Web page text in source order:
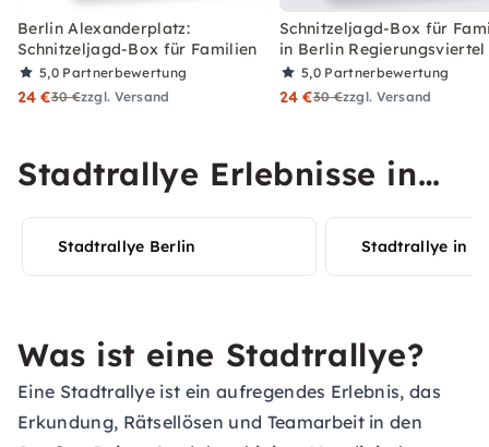
Berlin Alexanderplatz:
Schnitzeljagd-Box für Familien
5,0 Partnerbewertung
24 €30 €zzgl. Versand
Schnitzeljagd-Box für
in Berlin Regierungsviertel
5,0 Partnerbewertung
24 €30 €zzgl. Versand
Stadtrallye Erlebnisse in
Deiner Stadt entdecken
Stadtrallye Berlin Stadtrallye in
Was ist eine Stadtrallye?
Eine Stadtrallye ist ein aufregendes Erlebnis, das
Erkundung, Rätsellösen und Teamarbeit in den